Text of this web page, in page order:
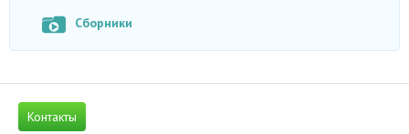
Сборники
Контакты